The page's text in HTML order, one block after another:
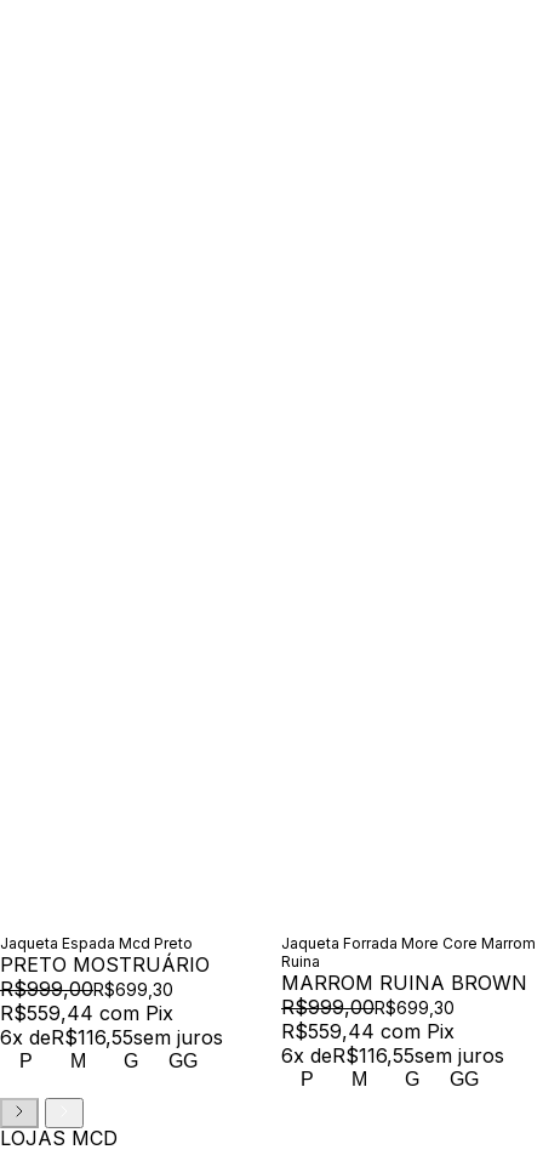
Jaqueta Espada Mcd Preto
PRETO MOSTRUÁRIO
R$999,00R$699,30
R$559,44 com Pix
6x deR$116,55sem juros
P M G GG
Jaqueta Forrada More Core Marrom
Ruina
MARROM RUINA BROWN
R$999,00R$699,30
R$559,44 com Pix
6x deR$116,55sem juros
P M G GG
LOJAS MCD